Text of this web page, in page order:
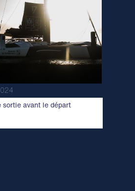
sortie avant le départ